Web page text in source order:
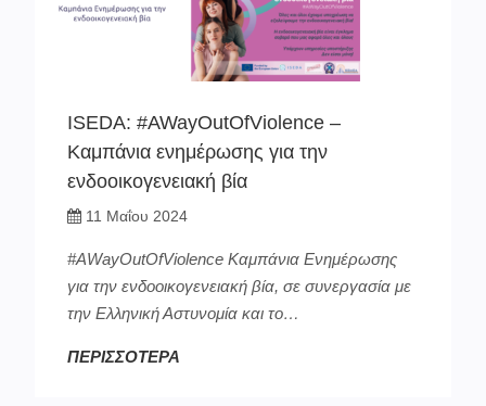
ISEDA: #AWayOutOfViolence –
Καμπάνια ενημέρωσης για την
ενδοοικογενειακή βία
11 Μαΐου 2024
#ΑWayOutOfViolence Καμπάνια Ενημέρωσης
για την ενδοοικογενειακή βία, σε συνεργασία με
την Ελληνική Αστυνομία και το…
ΠΕΡΙΣΣΟΤΕΡΑ